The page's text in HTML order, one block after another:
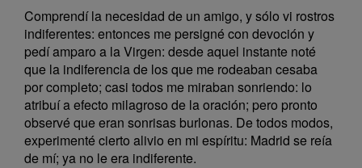
Comprendí la necesidad de un amigo, y sólo vi rostros
indiferentes: entonces me persigné con devoción y
pedí amparo a la Virgen: desde aquel instante noté
que la indiferencia de los que me rodeaban cesaba
por completo; casi todos me miraban sonriendo: lo
atribuí a efecto milagroso de la oración; pero pronto
observé que eran sonrisas burlonas. De todos modos,
experimenté cierto alivio en mi espíritu: Madrid se reía
de mí; ya no le era indiferente.